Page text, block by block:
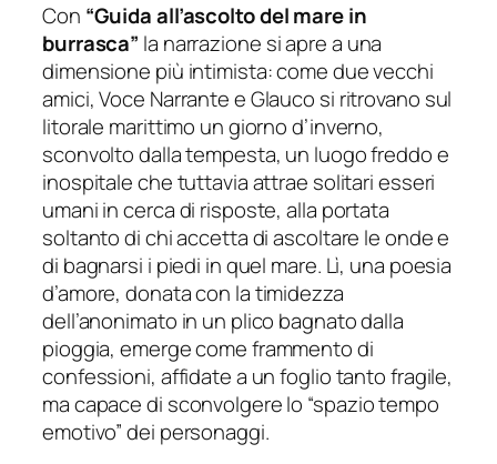
Con “Guida all’ascolto del mare in
burrasca” la narrazione si apre a una
dimensione più intimista: come due vecchi
amici, Voce Narrante e Glauco si ritrovano sul
litorale marittimo un giorno d’inverno,
sconvolto dalla tempesta, un luogo freddo e
inospitale che tuttavia attrae solitari esseri
umani in cerca di risposte, alla portata
soltanto di chi accetta di ascoltare le onde e
di bagnarsi i piedi in quel mare. Lì, una poesia
d’amore, donata con la timidezza
dell’anonimato in un plico bagnato dalla
pioggia, emerge come frammento di
confessioni, affidate a un foglio tanto fragile,
ma capace di sconvolgere lo “spazio tempo
emotivo” dei personaggi.